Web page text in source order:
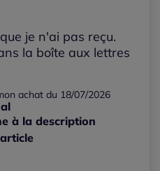
je n'ai pas reçu.
la boîte aux lettres
achat du 18/07/2026
à la description